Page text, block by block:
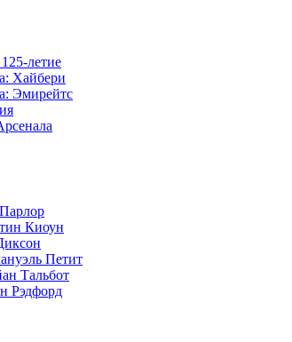
летие
Хайбери
Эмирейтс
Киоун
Петит
Тальбот
Рэдфорд